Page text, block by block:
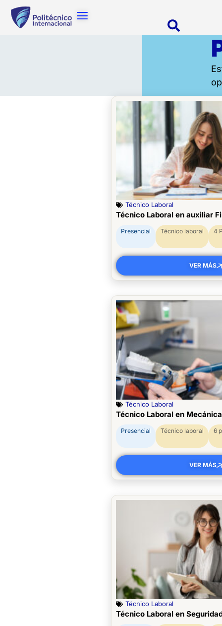
Técnico Laboral
Técnico Laboral en auxiliar
Presencial Técnico laboral 4
VER MÁS
Técnico Laboral
Técnico Laboral en
Presencial Técnico laboral 6
VER MÁS
Técnico Laboral
Técnico Laboral en